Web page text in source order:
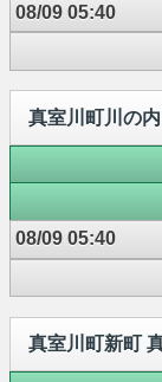
08/09 05:40
真室川町川の内
08/09 05:40
真室川町新町